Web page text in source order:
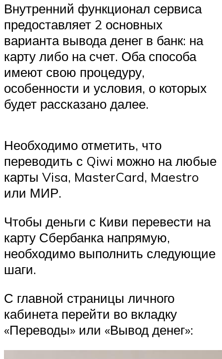
Внутренний функционал сервиса
предоставляет 2 основных
варианта вывода денег в банк: на
карту либо на счет. Оба способа
имеют свою процедуру,
особенности и условия, о которых
будет рассказано далее.
Необходимо отметить, что
переводить с Qiwi можно на любые
карты Visa, MasterCard, Maestro
или МИР.
Чтобы деньги с Киви перевести на
карту Сбербанка напрямую,
необходимо выполнить следующие
шаги.
С главной страницы личного
кабинета перейти во вкладку
«Переводы» или «Вывод денег»: